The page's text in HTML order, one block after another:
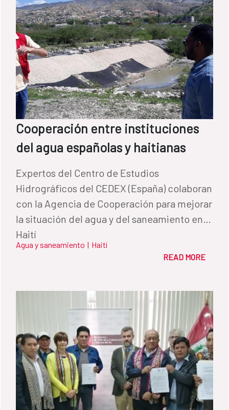
Cooperación entre instituciones
del agua españolas y haitianas
Expertos del Centro de Estudios
Hidrográficos del CEDEX (España) colaboran
con la Agencia de Cooperación para mejorar
la situación del agua y del saneamiento en
Haití
Agua y saneamiento | Haití
READ MORE